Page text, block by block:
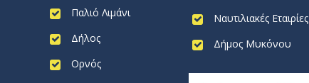
Παλιό Λιμάνι
Δήλος
Ορνός
Ναυτιλιακές Εταιρίες
Δήμος Μυκόνου